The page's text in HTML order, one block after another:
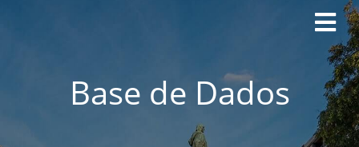
Base de Dados